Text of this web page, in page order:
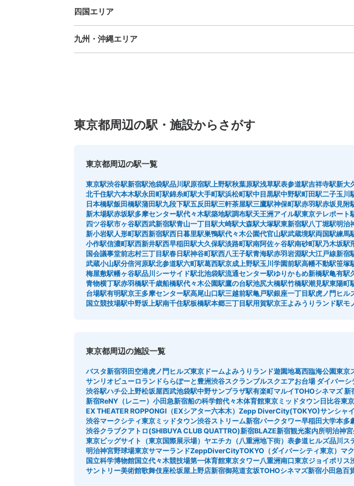
四国エリア
九州・沖縄エリア
東京都周辺の駅・施設からさがす
東京都周辺の駅一覧
東京駅渋谷駅新宿駅池袋駅品川駅原宿駅 上野駅秋葉原駅浅草駅表参道駅吉祥寺駅新大
北千住駅六本木駅永田町駅錦糸町駅大手町駅浜松町駅中目黒駅中野駅町田駅二子玉川
日本橋駅飯田橋駅蒲田駅九段下駅五反田駅三軒茶屋駅三鷹駅神保町駅赤羽駅赤坂見附
新木場駅赤坂駅多摩センター駅代々木駅築地駅調布駅天王洲アイル駅東京テレポート
四ツ谷駅市ヶ谷駅西武新宿駅青山一丁目駅大崎駅大森駅大塚駅東新宿駅八丁堀駅明治
新小岩駅 人形町駅西新宿駅西日暮里駅巣鴨駅代々木公園代官山駅武蔵境駅両国駅練馬
小作駅信濃町駅西新井駅西早稲田駅大久保駅淡路町駅南阿佐ヶ谷駅南砂町駅乃木坂駅
国会議事堂前志村三丁目駅春日駅神谷町駅西八王子駅青海駅赤羽岩淵駅大江戸線新宿
武蔵小山駅分倍河原駅北参道駅六町駅葛西駅京成上野駅玉川学園前駅高幡不動駅笹塚
梅屋敷駅幡ヶ谷駅品川シーサイド駅北池袋駅流通センター駅ゆりかもめ新橋駅亀有駅
青物横丁駅赤羽橋駅千歳船橋駅代々木公園駅鷹の台駅池尻大橋駅竹橋駅潮見駅東陽町
台場駅有明駅京王多摩センター駅高尾山口駅三越前駅亀戸駅銀座一丁目駅虎ノ門ヒル
国立競技場駅中野坂上駅南千住駅板橋駅本郷三丁目駅用賀駅京王よみうりランド駅モ
東京都周辺の施設一覧
バスタ新宿羽田空港虎ノ門ヒルズ東京ドームよみうりランド遊園地葛西臨海公園東京
サンリオピューロランドららぽーと豊洲渋谷スクランブルスクエアお台場 ダイバー
渋谷駅ハチ公 上野松坂屋西武池袋駅中野サンプラザ駅有楽町マルイTOHOシネマズ 新
新宿ReNY（レニー） 小田急新宿船の科学館代々木体育館東京ミッドタウン日比谷東
EX THEATER ROPPONGI（EXシアター六本木） Zepp DiverCity(TOKYO)サンシャ
渋谷マークシティ東京ミッドタウン渋谷ストリーム新宿パークタワー早稲田大学本多
渋谷クラブクアトロ(SHIBUYA CLUB QUATTRO)新宿BLAZE新宿観光案内所明治神
東京ビッグサイト（東京国際展示場） ヤエチカ（八重洲地下街） 表参道ヒルズ品川ス
明治神宮野球場東京サマーランドZeppDiverCityTOKYO（ダイバーシティ東京） マ
国立科学博物館国立代々木競技場第一体育館東京タワー八重洲南口東京ジョイポリス
サントリー美術館歌舞伎座松坂屋上野店新宿御苑道玄坂TOHOシネマズ新宿小田急百